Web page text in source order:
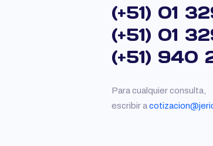
(+51) 01
(+51) 01
(+51) 940
Para cualquier consulta,
escribir a